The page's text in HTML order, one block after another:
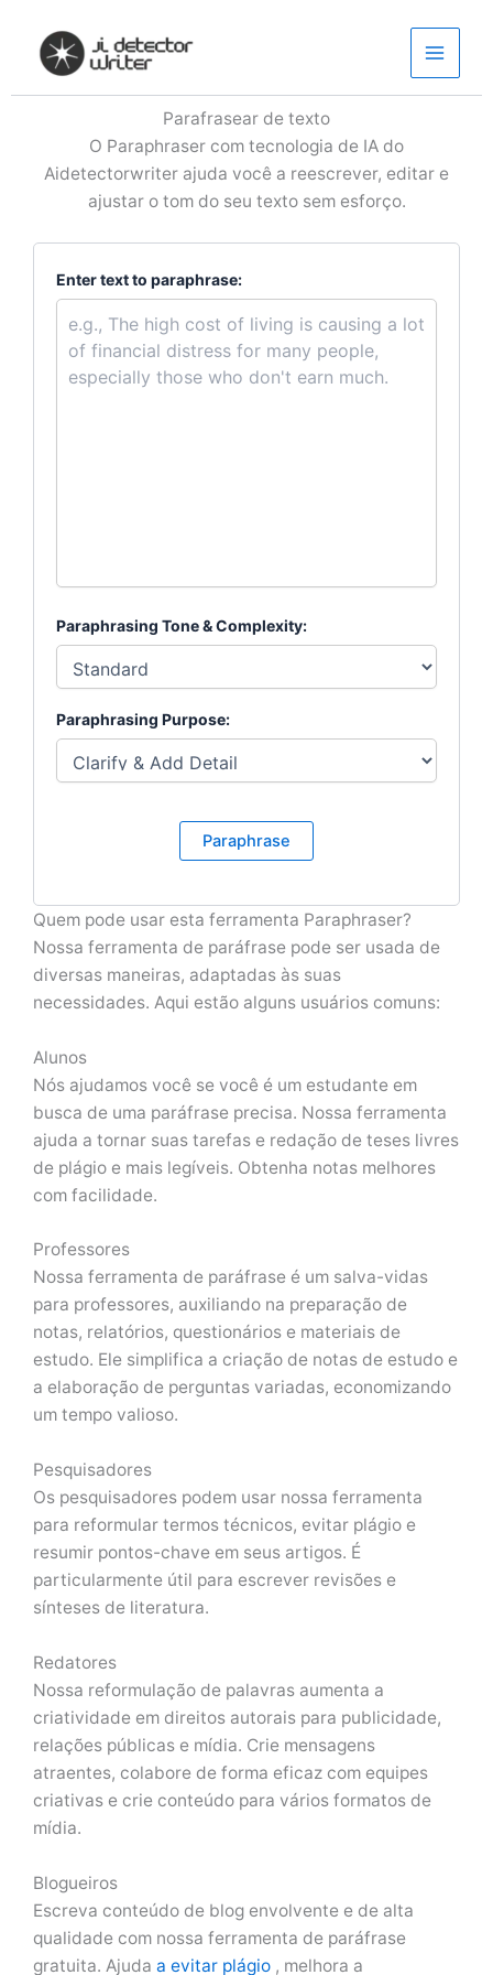
content
Parafrasear de texto
O Paraphraser com tecnologia de IA do
Aidetectorwriter ajuda você a reescrever, editar e
ajustar o tom do seu texto sem esforço.
Enter text to paraphrase:
Paraphrasing Tone & Complexity:
Paraphrasing Purpose:
Paraphrase
Quem pode usar esta ferramenta Paraphraser?
Nossa ferramenta de paráfrase pode ser usada de
diversas maneiras, adaptadas às suas
necessidades. Aqui estão alguns usuários comuns:
Alunos
Nós ajudamos você se você é um estudante em
busca de uma paráfrase precisa. Nossa ferramenta
ajuda a tornar suas tarefas e redação de teses livres
de plágio e mais legíveis. Obtenha notas melhores
com facilidade.
Professores
Nossa ferramenta de paráfrase é um salva-vidas
para professores, auxiliando na preparação de
notas, relatórios, questionários e materiais de
estudo. Ele simplifica a criação de notas de estudo e
a elaboração de perguntas variadas, economizando
um tempo valioso.
Pesquisadores
Os pesquisadores podem usar nossa ferramenta
para reformular termos técnicos, evitar plágio e
resumir pontos-chave em seus artigos. É
particularmente útil para escrever revisões e
sínteses de literatura.
Redatores
Nossa reformulação de palavras aumenta a
criatividade em direitos autorais para publicidade,
relações públicas e mídia. Crie mensagens
atraentes, colabore de forma eficaz com equipes
criativas e crie conteúdo para vários formatos de
mídia.
Blogueiros
Escreva conteúdo de blog envolvente e de alta
qualidade com nossa ferramenta de paráfrase
gratuita. Ajuda a evitar plágio , melhora a